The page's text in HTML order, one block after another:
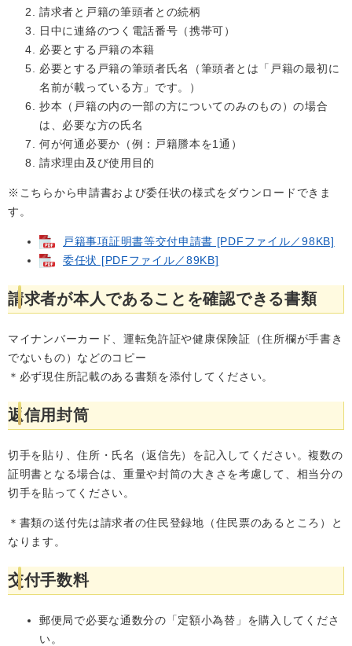
請求者と戸籍の筆頭者との続柄
日中に連絡のつく電話番号（携帯可）
必要とする戸籍の本籍
必要とする戸籍の筆頭者氏名（筆頭者とは「戸籍の最初に
名前が載っている方」です。）
抄本（戸籍の内の一部の方についてのみのもの）の場合
は、必要な方の氏名
何が何通必要か（例：戸籍謄本を1通）
請求理由及び使用目的
※こちらから申請書および委任状の様式をダウンロードできま
す。
戸籍事項証明書等交付申請書 [PDFファイル／98KB]
委任状 [PDFファイル／89KB]
請求者が本人であることを確認できる書類
マイナンバーカード、運転免許証や健康保険証（住所欄が手書き
でないもの）などのコピー
＊必ず現住所記載のある書類を添付してください。
返信用封筒
切手を貼り、住所・氏名（返信先）を記入してください。複数の
証明書となる場合は、重量や封筒の大きさを考慮して、相当分の
切手を貼ってください。
＊書類の送付先は請求者の住民登録地（住民票のあるところ）と
なります。
交付手数料
郵便局で必要な通数分の「定額小為替」を購入してくださ
い。